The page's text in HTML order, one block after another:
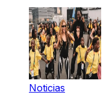
Noticias